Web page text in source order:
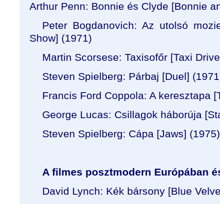
Arthur Penn: Bonnie és Clyde [Bonnie
Peter Bogdanovich: Az utolsó
Show] (1971)
Martin Scorsese: Taxisofőr [Taxi
Steven Spielberg: Párbaj [Duel]
Francis Ford Coppola: A keresztapa
George Lucas: Csillagok háborúja
Steven Spielberg: Cápa [Jaws] (1975)
A filmes posztmodern Európában
David Lynch: Kék bársony [Blue